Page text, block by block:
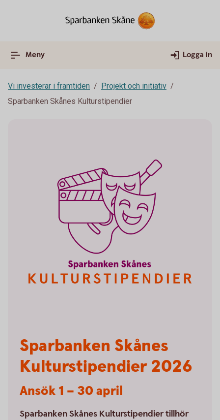
Meny Logga in
Vi investerar i framtiden
Projekt och initiativ
Sparbanken Skånes Kulturstipendier
Sparbanken Skånes
Kulturstipendier 2026
Ansök 1 – 30 april
Sparbanken Skånes Kulturstipendier tillhör